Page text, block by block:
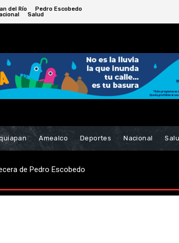
del Río
Pedro Escobedo
Salud
Amealco Deportes Nacional
de Pedro Escobedo